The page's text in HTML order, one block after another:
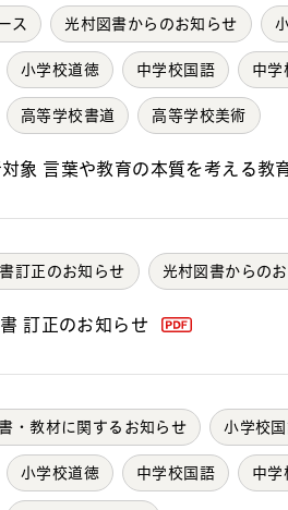
ス 光村図書からのお知らせ
小学校道徳 中学校国語 中学
高等学校書道 高等学校美術
象 言葉や教育の本質を考える教
訂正のお知らせ 光村図書からの
訂正のお知らせ
・教材に関するお知らせ 小学校
小学校道徳 中学校国語 中学